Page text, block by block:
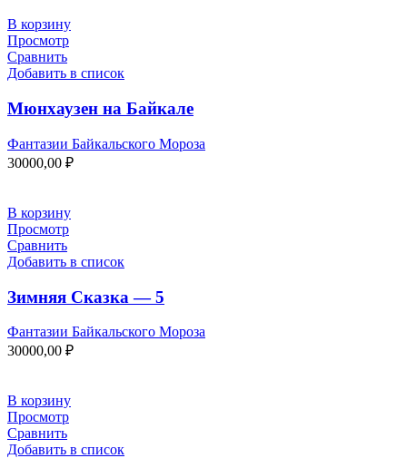
В корзину
Просмотр
Сравнить
Добавить в список
Мюнхаузен на Байкале
Фантазии Байкальского Мороза
30000,00 ₽
В корзину
Просмотр
Сравнить
Добавить в список
Зимняя Сказка — 5
Фантазии Байкальского Мороза
30000,00 ₽
В корзину
Просмотр
Сравнить
Добавить в список